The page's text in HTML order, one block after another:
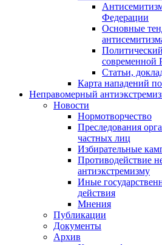
Федерации
Основные
современной
Статьи,
Карта нападений
Неправомерный
Новости
Нормотворчество
Преследования
частных лиц
Избирательные
Противодействие
антиэкстремизму
Иные
действия
Мнения
Публикации
Документы
Архив